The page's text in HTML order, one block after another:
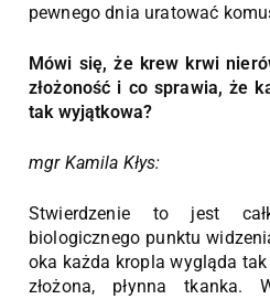
pewnego dnia uratować
Mówi się, że krew krwi
złożoność i co sprawia, że
tak wyjątkowa?
mgr Kamila Kłys:
Stwierdzenie to jest
biologicznego punktu
oka każda kropla wygląda
złożona, płynna